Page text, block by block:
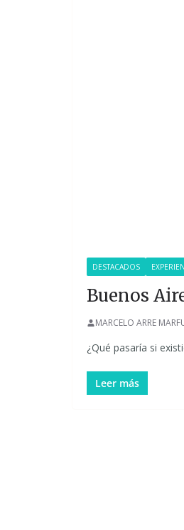
DESTACADOS
Buenos
MARCELO ARRE
¿Qué pasaría si
Leer más